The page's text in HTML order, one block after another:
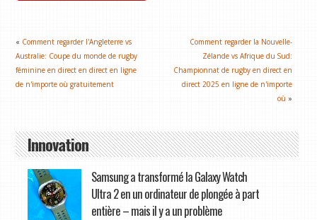
« Comment regarder l'Angleterre vs
Australie: Coupe du monde de rugby
féminine en direct en direct en ligne
de n'importe où gratuitement
Comment regarder la Nouvelle-
Zélande vs Afrique du Sud:
Championnat de rugby en direct en
direct 2025 en ligne de n'importe
où »
Innovation
Samsung a transformé la Galaxy Watch
Ultra 2 en un ordinateur de plongée à part
entière – mais il y a un problème